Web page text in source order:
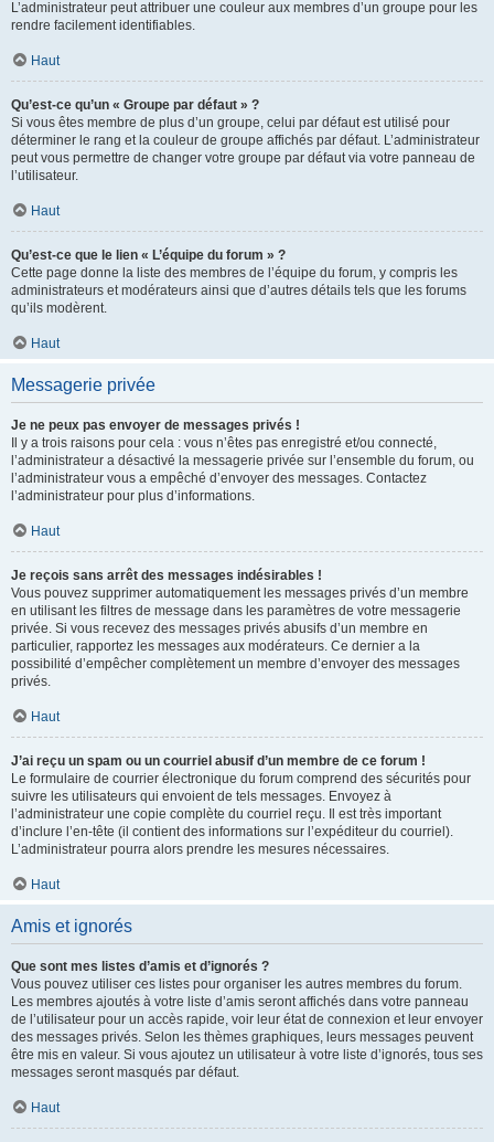
L’administrateur peut attribuer une couleur aux membres d’un groupe pour les
rendre facilement identifiables.
Haut
Qu’est-ce qu’un « Groupe par défaut » ?
Si vous êtes membre de plus d’un groupe, celui par défaut est utilisé pour
déterminer le rang et la couleur de groupe affichés par défaut. L’administrateur
peut vous permettre de changer votre groupe par défaut via votre panneau de
l’utilisateur.
Haut
Qu’est-ce que le lien « L’équipe du forum » ?
Cette page donne la liste des membres de l’équipe du forum, y compris les
administrateurs et modérateurs ainsi que d’autres détails tels que les forums
qu’ils modèrent.
Haut
Messagerie privée
Je ne peux pas envoyer de messages privés !
Il y a trois raisons pour cela : vous n’êtes pas enregistré et/ou connecté,
l’administrateur a désactivé la messagerie privée sur l’ensemble du forum, ou
l’administrateur vous a empêché d’envoyer des messages. Contactez
l’administrateur pour plus d’informations.
Haut
Je reçois sans arrêt des messages indésirables !
Vous pouvez supprimer automatiquement les messages privés d’un membre
en utilisant les filtres de message dans les paramètres de votre messagerie
privée. Si vous recevez des messages privés abusifs d’un membre en
particulier, rapportez les messages aux modérateurs. Ce dernier a la
possibilité d’empêcher complètement un membre d’envoyer des messages
privés.
Haut
J’ai reçu un spam ou un courriel abusif d’un membre de ce forum !
Le formulaire de courrier électronique du forum comprend des sécurités pour
suivre les utilisateurs qui envoient de tels messages. Envoyez à
l’administrateur une copie complète du courriel reçu. Il est très important
d’inclure l’en-tête (il contient des informations sur l’expéditeur du courriel).
L’administrateur pourra alors prendre les mesures nécessaires.
Haut
Amis et ignorés
Que sont mes listes d’amis et d’ignorés ?
Vous pouvez utiliser ces listes pour organiser les autres membres du forum.
Les membres ajoutés à votre liste d’amis seront affichés dans votre panneau
de l’utilisateur pour un accès rapide, voir leur état de connexion et leur envoyer
des messages privés. Selon les thèmes graphiques, leurs messages peuvent
être mis en valeur. Si vous ajoutez un utilisateur à votre liste d’ignorés, tous ses
messages seront masqués par défaut.
Haut